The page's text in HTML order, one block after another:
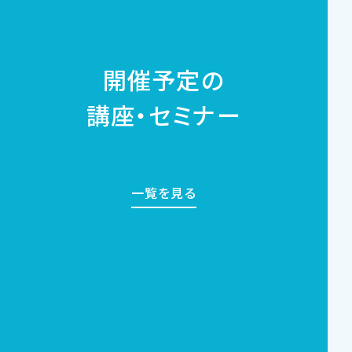
開催予定の
講座・セミナー
一覧を見る